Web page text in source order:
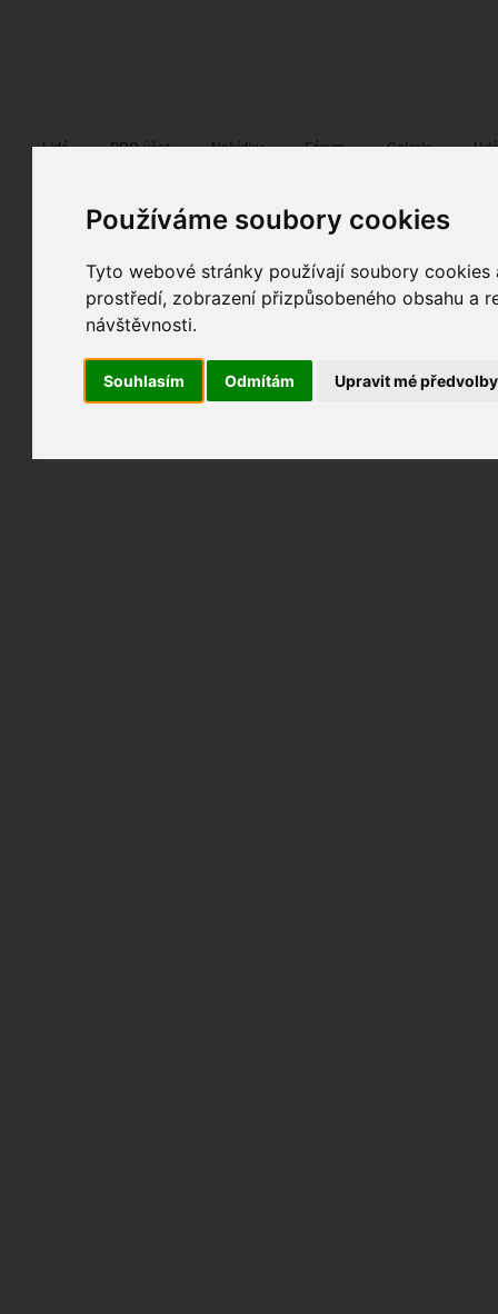
Používáme soubory cookies
Tyto webové stránky používají soubory
prostředí, zobrazení přizpůsobeného obsahu a
návštěvnosti.
Souhlasím Odmítám Upravit mé předvolby
Lidé PRO účet Nabídky Fórum Galerie
RP-PHOTOLOGY 23. 03. 2012 17:01 móda
PHOTOLOGY_007
fotografováno fotky autora